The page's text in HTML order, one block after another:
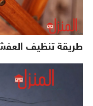
طريقة تنظيف